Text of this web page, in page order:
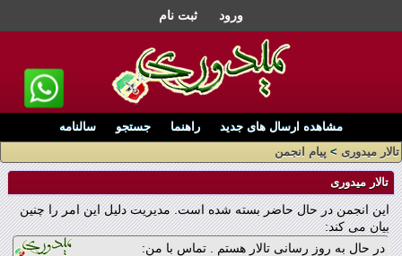
ورود ثبت نام
مشاهده ارسال های جدید راهنما جستجو
سالنامه
تالار میدوری > پیام انجمن
تالار میدوری
این انجمن در حال حاضر بسته شده است. مدیریت دلیل این امر را چنین
بیان می کند:
در حال به روز رسانی تالار هستم . تماس با من: